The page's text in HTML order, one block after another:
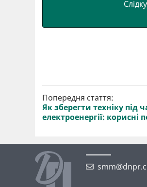
Попередня стаття:
Як зберегти техніку під
електроенергії: корисні